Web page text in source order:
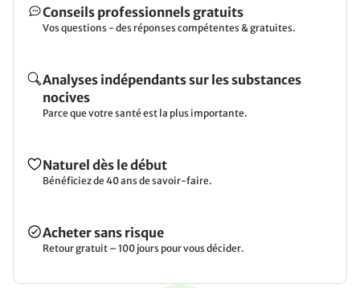
Conseils professionnels gratuits
Vos questions - des réponses compétentes & gratuites.
Analyses indépendants sur les substances
nocives
Parce que votre santé est la plus importante.
Naturel dès le début
Bénéficiez de 40 ans de savoir-faire.
Acheter sans risque
Retour gratuit – 100 jours pour vous décider.